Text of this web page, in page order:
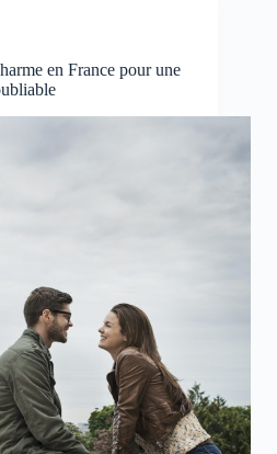
en France pour une